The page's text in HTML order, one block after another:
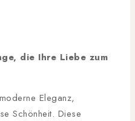
die Ihre Liebe zum
Eleganz,
Schönheit. Diese